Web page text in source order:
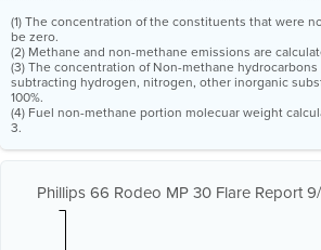
(1) The concentration of the constituents that were
be zero.
(2) Methane and non-methane emissions are
(3) The concentration of Non-methane
subtracting hydrogen, nitrogen, other inorganic
100%.
(4) Fuel non-methane portion molecuar weight
3.
Phillips 66 Rodeo MP 30 Flare Report